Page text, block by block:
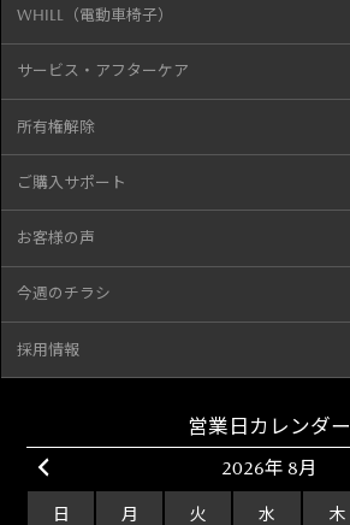
WHILL（電動車椅子）
サービス・アフターケア
所有権解除
ご購入サポート
お客様の声
今週のチラシ
採用情報
営業日カレンダー
2026年 8月
日 月 火 水 木